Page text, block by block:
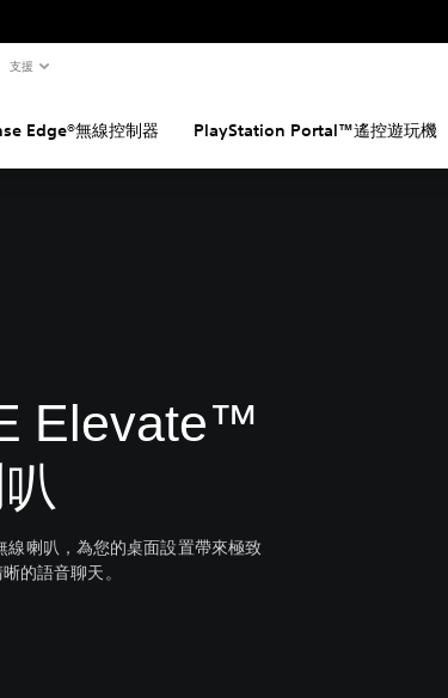
支援
Edge®無線控制器 PlayStation Portal™遙控遊玩機
Elevate™
線喇叭，為您的桌面設置帶來極致
的語音聊天。